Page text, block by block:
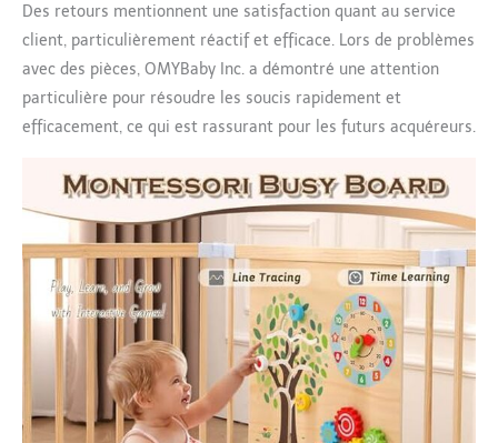
Transformez n'importe
quelle pièce en une
aire de jeu sécurisée
extensible vous permet
de créer un parc extra
mesure que votre bébé
grandit. Facile à
installer en quelques
minutes, aucun outil
nécessaire. Matériau
de haute qualité :
fabriqué à partir de
bois 100 % naturel, il
offre une surface lisse
polie à la main, ce qui
rend le parc super sûr
pour les bébés.
Des retours mentionnent une satisfaction quant au service
client, particulièrement réactif et efficace. Lors de problèmes
avec des pièces, OMYBaby Inc. a démontré une attention
particulière pour résoudre les soucis rapidement et
efficacement, ce qui est rassurant pour les futurs acquéreurs.